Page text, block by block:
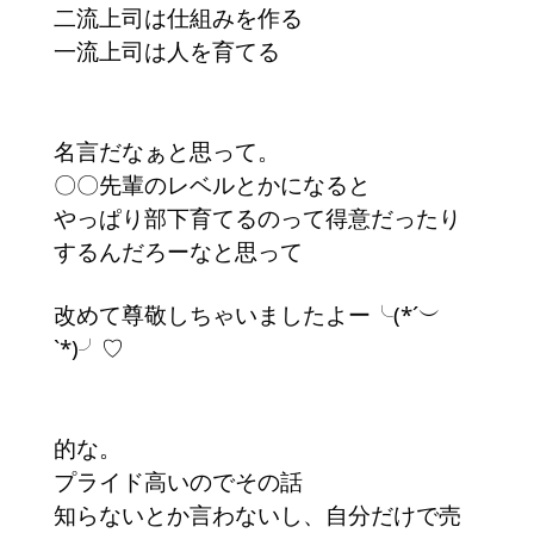
二流上司は仕組みを作る
一流上司は人を育てる
名言だなぁと思って。
〇〇先輩のレベルとかになると
やっぱり部下育てるのって得意だったり
するんだろーなと思って
改めて尊敬しちゃいましたよー╰(*´︶
`*)╯♡
的な。
プライド高いのでその話
知らないとか言わないし、自分だけで売